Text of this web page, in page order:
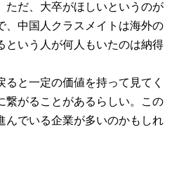
ただ、大卒がほしいというのが
、中国人クラスメイトは海外の
という人が何人もいたのは納得
ると一定の価値を持って見てく
繋がることがあるらしい。この
んでいる企業が多いのかもしれ